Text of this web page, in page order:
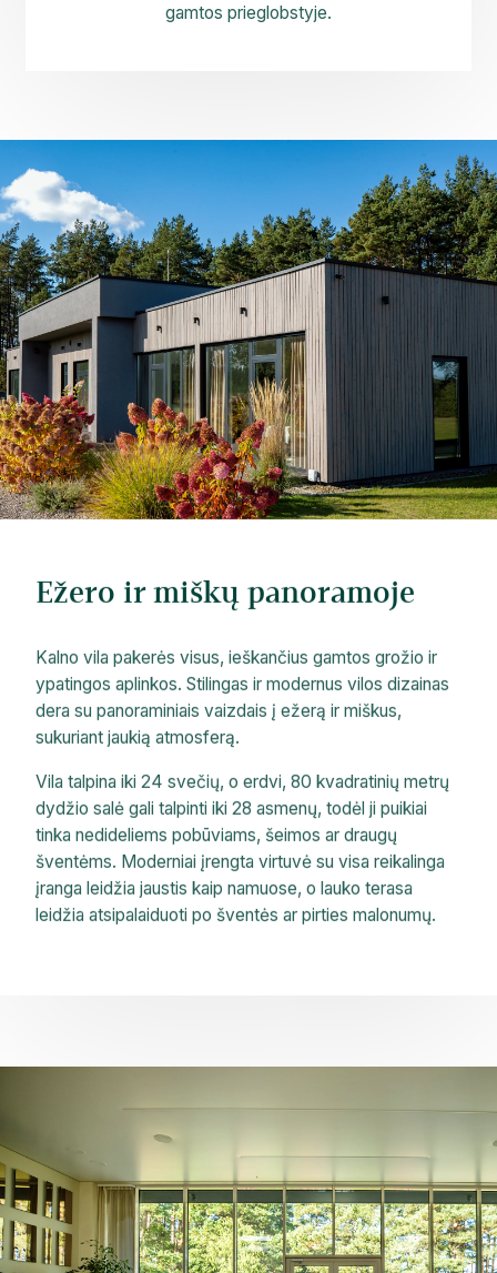
gamtos prieglobstyje.
Ežero ir miškų panoramoje
Kalno vila pakerės visus, ieškančius gamtos grožio ir
ypatingos aplinkos. Stilingas ir modernus vilos dizainas
dera su panoraminiais vaizdais į ežerą ir miškus,
sukuriant jaukią atmosferą.
Vila talpina iki 24 svečių, o erdvi, 80 kvadratinių metrų
dydžio salė gali talpinti iki 28 asmenų, todėl ji puikiai
tinka nedideliems pobūviams, šeimos ar draugų
šventėms. Moderniai įrengta virtuvė su visa reikalinga
įranga leidžia jaustis kaip namuose, o lauko terasa
leidžia atsipalaiduoti po šventės ar pirties malonumų.